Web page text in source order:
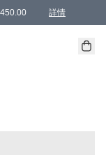
詳情
members can
貨方式 )